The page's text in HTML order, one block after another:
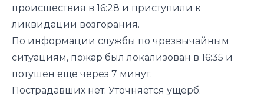
происшествия в 16:28 и приступили к
ликвидации возгорания.
По информации службы по чрезвычайным
ситуациям, пожар был локализован в 16:35 и
потушен еще через 7 минут.
Пострадавших нет. Уточняется ущерб.